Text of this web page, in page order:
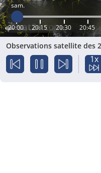
sam.
20:00 20:15 20:30 20:45
Observations satellite des
1x